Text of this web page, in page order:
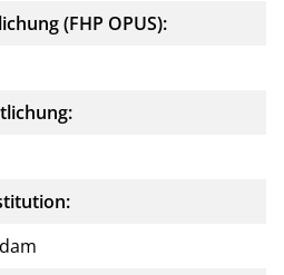
(FHP OPUS):